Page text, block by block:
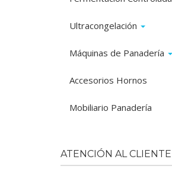
Ultracongelación
Máquinas de Panadería
Accesorios Hornos
Mobiliario Panadería
ATENCIÓN AL CLIENTE